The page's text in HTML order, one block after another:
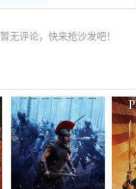
暂无评论，快来抢沙发吧！